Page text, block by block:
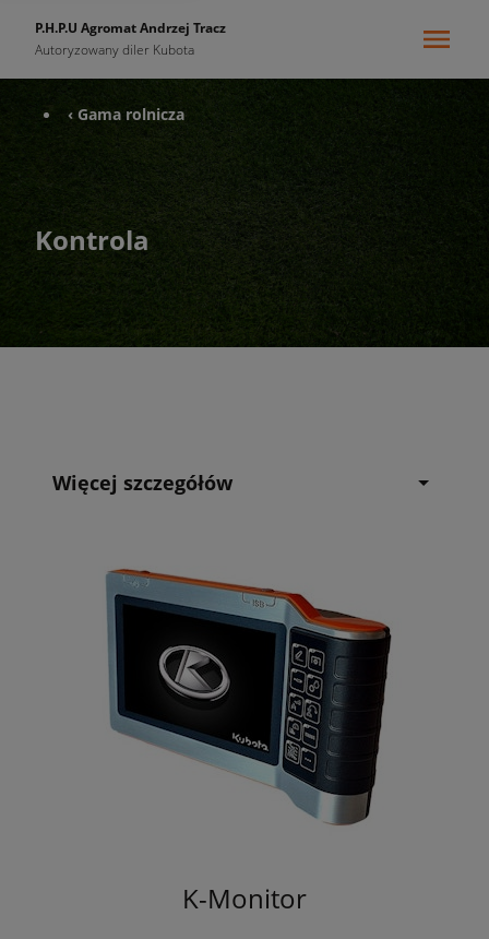
P.H.P.U Agromat Andrzej Tracz
Autoryzowany diler Kubota
‹ Gama rolnicza
Kontrola
Więcej szczegółów
K-Monitor